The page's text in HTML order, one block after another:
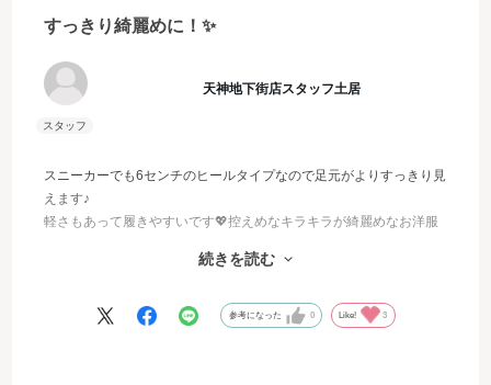
すっきり綺麗めに！✨
天神地下街店スタッフ土居
スニーカーでも6センチのヒールタイプなので足元がよりすっきり見
えます♪
軽さもあって履きやすいです💖控えめなキラキラが綺麗めなお洋服
普段パンプス24.5㎝で履いていますが靴下と合わせて25センチにし
続きを読む
参考になった 0 Like! 3